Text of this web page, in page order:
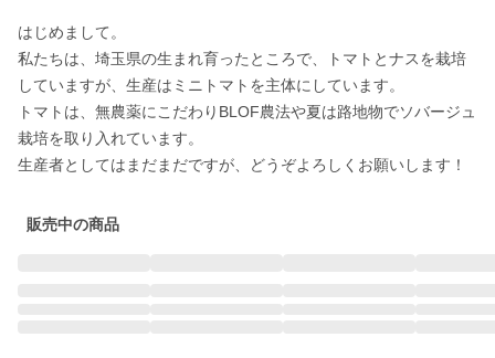
はじめまして。
私たちは、埼玉県の生まれ育ったところで、トマトとナスを栽培
していますが、生産はミニトマトを主体にしています。
トマトは、無農薬にこだわりBLOF農法や夏は路地物でソバージュ
栽培を取り入れています。
生産者としてはまだまだですが、どうぞよろしくお願いします！
販売中の商品